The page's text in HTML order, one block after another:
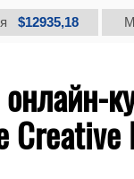
Creative